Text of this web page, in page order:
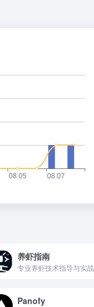
养虾指南
专业养虾技术指导与实
Panofy